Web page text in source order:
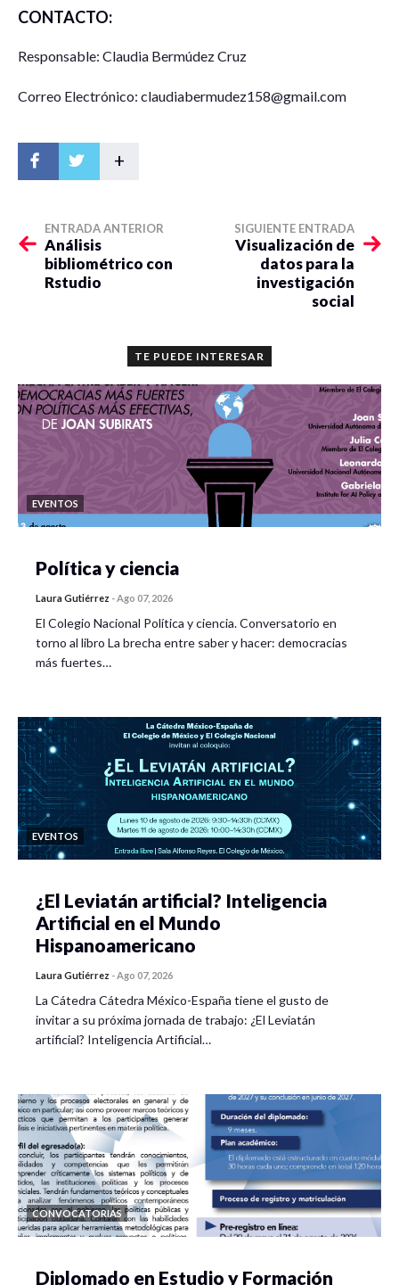
CONTACTO:
Responsable: Claudia Bermúdez Cruz
Correo Electrónico: claudiabermudez158@gmail.com
+
ENTRADA ANTERIOR
Análisis
bibliométrico con
Rstudio
SIGUIENTE ENTRADA
Visualización de
datos para la
investigación
social
TE PUEDE INTERESAR
EVENTOS
Política y ciencia
Laura Gutiérrez -Ago 07, 2026
El Colegio Nacional Política y ciencia. Conversatorio en
torno al libro La brecha entre saber y hacer: democracias
más fuertes…
EVENTOS
¿El Leviatán artificial? Inteligencia
Artificial en el Mundo
Hispanoamericano
Laura Gutiérrez -Ago 07, 2026
La Cátedra Cátedra México-España tiene el gusto de
invitar a su próxima jornada de trabajo: ¿El Leviatán
artificial? Inteligencia Artificial…
CONVOCATORIAS
Diplomado en Estudio y Formación